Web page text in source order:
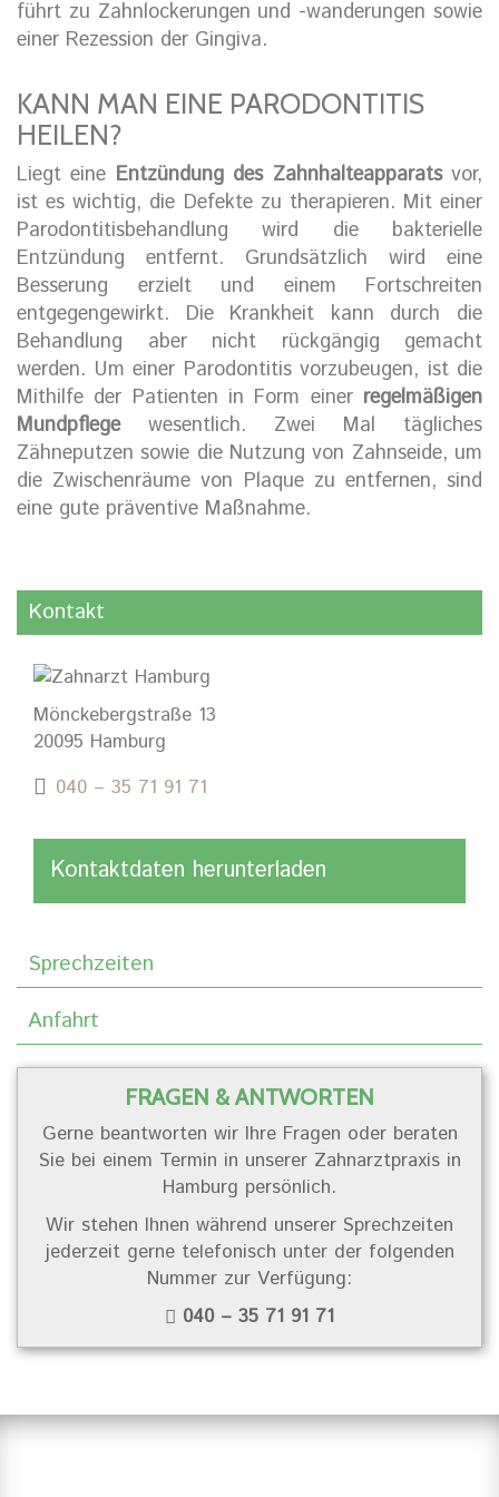
führt zu Zahnlockerungen und -wanderungen sowie
einer Rezession der Gingiva.
KANN MAN EINE PARODONTITIS
HEILEN?
Liegt eine Entzündung des Zahnhalteapparatsvor,
ist es wichtig, die Defekte zu therapieren. Mit einer
Parodontitisbehandlung wird die bakterielle
Entzündung entfernt. Grundsätzlich wird eine
Besserung erzielt und einem Fortschreiten
entgegengewirkt. Die Krankheit kann durch die
Behandlung aber nicht rückgängig gemacht
werden. Um einer Parodontitis vorzubeugen, ist die
Mithilfe der Patienten in Form einer regelmäßigen
Mundpflegewesentlich. Zwei Mal tägliches
Zähneputzen sowie die Nutzung von Zahnseide, um
die Zwischenräume von Plaque zu entfernen, sind
eine gute präventive Maßnahme.
Kontakt
Mönckebergstraße 13
20095 Hamburg
040 – 35 71 91 71
Kontaktdaten herunterladen
Sprechzeiten
Anfahrt
FRAGEN & ANTWORTEN
Gerne beantworten wir Ihre Fragen oder beraten
Sie bei einem Termin in unserer Zahnarztpraxis in
Hamburg persönlich.
Wir stehen Ihnen während unserer Sprechzeiten
jederzeit gerne telefonisch unter der folgenden
Nummer zur Verfügung:
040 – 35 71 91 71